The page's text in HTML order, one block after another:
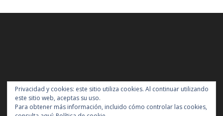
Privacidad y cookies: este sitio utiliza cookies. Al continuar utilizando
este sitio web, aceptas su uso.
Para obtener más información, incluido cómo controlar las cookies,